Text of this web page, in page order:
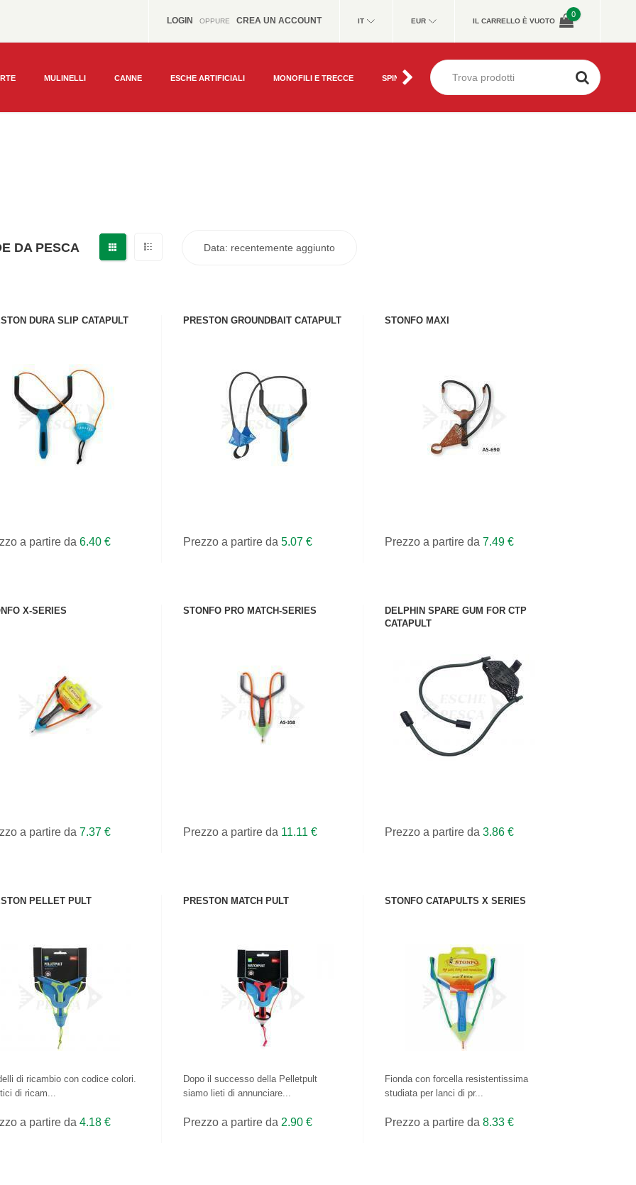
LOGIN OPPURE CREA UN ACCOUNT IT EUR IL CARRELLO È VUOTO
0
MULINELLI CANNE ESCHE ARTIFICIALI MONOFILI E TRECCE SPINNING, CASTING FEEDER, MATCH METHOD
DA PESCA
DURA SLIP CATAPULT
VEDI IL PRODOTTO
a partire da 6.40 €
PRESTON GROUNDBAIT CATAPULT
VEDI IL PRODOTTO
Prezzo a partire da 5.07 €
STONFO MAXI
VEDI IL PRODOTTO
Prezzo a partire da7.49 €
X-SERIES
VEDI IL PRODOTTO
a partire da 7.37 €
STONFO PRO MATCH-SERIES
VEDI IL PRODOTTO
Prezzo a partire da 11.11 €
DELPHIN SPARE GUM FOR CTP
CATAPULT
VEDI IL PRODOTTO
Prezzo a partire da3.86 €
PELLET PULT
VEDI IL PRODOTTO
di ricambio con codice colori.
di ricam...
a partire da 4.18 €
PRESTON MATCH PULT
VEDI IL PRODOTTO
Dopo il successo della Pelletpult
siamo lieti di annunciare...
Prezzo a partire da 2.90 €
STONFO CATAPULTS X SERIES
VEDI IL PRODOTTO
Fionda con forcella resistentissima
studiata per lanci di pr...
Prezzo a partire da8.33 €
TUTTE LE CANNE
CONTROLLALO